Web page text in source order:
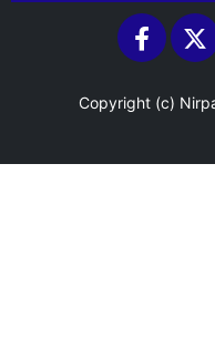
Copyright (c)